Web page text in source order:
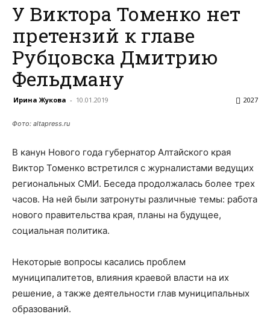
У Виктора Томенко нет
претензий к главе
Рубцовска Дмитрию
Фельдману
Ирина Жукова - 10.01.2019 2027
Фото: altapress.ru
В канун Нового года губернатор Алтайского края
Виктор Томенко встретился с журналистами ведущих
региональных СМИ. Беседа продолжалась более трех
часов. На ней были затронуты различные темы: работа
нового правительства края, планы на будущее,
социальная политика.
Некоторые вопросы касались проблем
муниципалитетов, влияния краевой власти на их
решение, а также деятельности глав муниципальных
образований.